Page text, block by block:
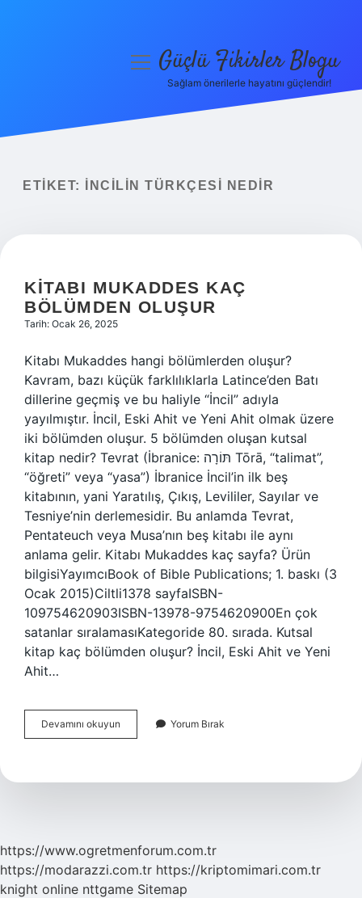
Yasal Uyarı
menüyüGüçlü Fikirler Blogu
Sağlam önerilerle hayatını güçlendir!
ETIKET: İNCILIN TÜRKÇESI NEDIR
KITABI MUKADDES KAÇ
BÖLÜMDEN OLUŞUR
Tarih: Ocak 26, 2025
Kitabı Mukaddes hangi bölümlerden oluşur?
Kavram, bazı küçük farklılıklarla Latince’den Batı
dillerine geçmiş ve bu haliyle “İncil” adıyla
yayılmıştır. İncil, Eski Ahit ve Yeni Ahit olmak üzere
iki bölümden oluşur. 5 bölümden oluşan kutsal
kitap nedir? Tevrat (İbranice: תּוֹרָה‎ Tōrā, “talimat”,
“öğreti” veya “yasa”) İbranice İncil’in ilk beş
kitabının, yani Yaratılış, Çıkış, Levililer, Sayılar ve
Tesniye’nin derlemesidir. Bu anlamda Tevrat,
Pentateuch veya Musa’nın beş kitabı ile aynı
anlama gelir. Kitabı Mukaddes kaç sayfa? Ürün
bilgisiYayımcı‎Book of Bible Publications; 1. baskı (3
Ocak 2015)Ciltli‎1378 sayfaISBN-
10‎9754620903ISBN-13‎978-9754620900En çok
satanlar sıralamasıKategoride 80. sırada. Kutsal
kitap kaç bölümden oluşur? İncil, Eski Ahit ve Yeni
Ahit…
Devamını okuyun
Mukaddes
Oluşur
Yorum Bırak
https://www.ogretmenforum.com.tr
https://modarazzi.com.tr https://kriptomimari.com.tr
knight online nttgame Sitemap